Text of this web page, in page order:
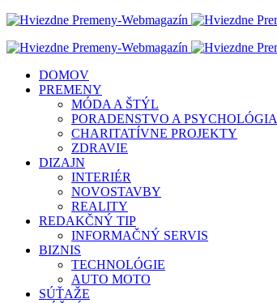
DOMOV
PREMENY
MÓDA A ŠTÝL
PORADENSTVO A PSYCHOLÓGIA
CHARITATÍVNE PROJEKTY
ZDRAVIE
DIZAJN
INTERIÉR
NOVOSTAVBY
REALITY
REDAKČNÝ TIP
INFORMAČNÝ SERVIS
BIZNIS
TECHNOLÓGIE
AUTO MOTO
SÚŤAŽE